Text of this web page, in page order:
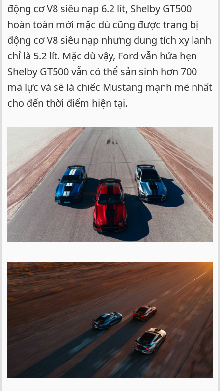
động cơ V8 siêu nạp 6.2 lít, Shelby GT500
hoàn toàn mới mặc dù cũng được trang bị
động cơ V8 siêu nạp nhưng dung tích xy lanh
chỉ là 5.2 lít. Mặc dù vậy, Ford vẫn hứa hẹn
Shelby GT500 vẫn có thể sản sinh hơn 700
mã lực và sẽ là chiếc Mustang mạnh mẽ nhất
cho đến thời điểm hiện tại.